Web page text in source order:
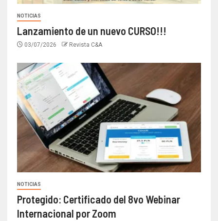
NOTICIAS
Lanzamiento de un nuevo CURSO!!!
03/07/2026 Revista C&A
NOTICIAS
Protegido: Certificado del 8vo Webinar
Internacional por Zoom